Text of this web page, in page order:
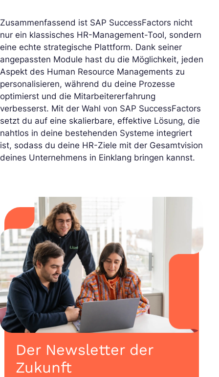
Zusammenfassend ist SAP SuccessFactors nicht
nur ein klassisches HR-Management-Tool, sondern
eine echte strategische Plattform. Dank seiner
angepassten Module hast du die Möglichkeit, jeden
Aspekt des Human Resource Managements zu
personalisieren, während du deine Prozesse
optimierst und die Mitarbeitererfahrung
verbesserst. Mit der Wahl von SAP SuccessFactors
setzt du auf eine skalierbare, effektive Lösung, die
nahtlos in deine bestehenden Systeme integriert
ist, sodass du deine HR-Ziele mit der Gesamtvision
deines Unternehmens in Einklang bringen kannst.
Der Newsletter der
Zukunft